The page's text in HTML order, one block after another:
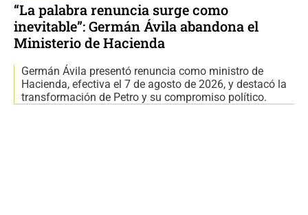
“La palabra renuncia surge como
inevitable”: Germán Ávila abandona el
Ministerio de Hacienda
Germán Ávila presentó renuncia como ministro de
Hacienda, efectiva el 7 de agosto de 2026, y destacó la
transformación de Petro y su compromiso político.